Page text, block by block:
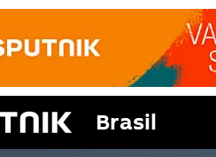
Brasil